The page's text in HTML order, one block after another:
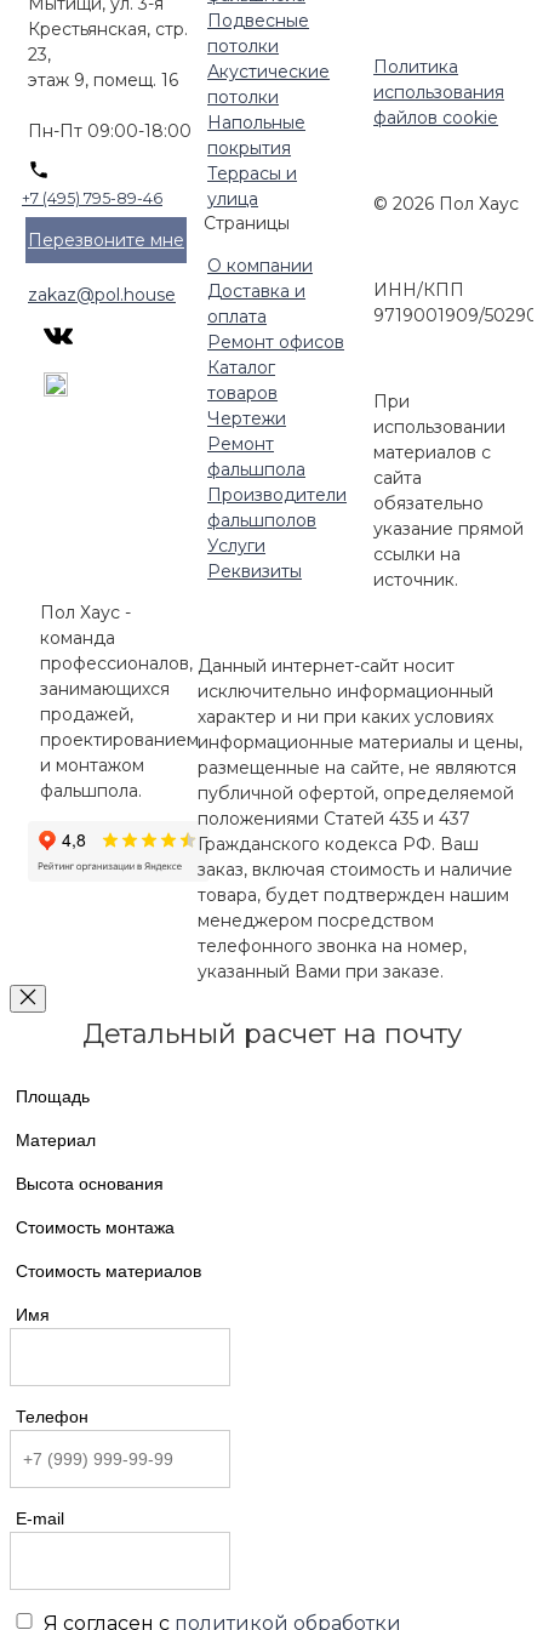
Крестьянская, стр.
23,
этаж 9, помещ. 16
Пн-Пт 09:00-18:00
+7 (495) 795-89-46
Перезвоните мне
zakaz@pol.house
Подвесные
потолки
Акустические
потолки
Напольные
покрытия
Террасы и
улица
Страницы
О компании
Доставка и
оплата
Ремонт офисов
Каталог
товаров
Чертежи
Ремонт
фальшпола
Производители
фальшполов
Услуги
Реквизиты
Пол Хаус -
команда
профессионалов,
занимающихся
продажей,
проектированием
и монтажом
фальшпола.
Политика
использования
файлов cookie
© 2026 Пол Хаус
ИНН/КПП
9719001909/
При
использовании
материалов с
сайта
обязательно
указание прямой
ссылки на
источник.
Данный интернет-сайт носит
исключительно информационный
характер и ни при каких условиях
информационные материалы и цены,
размещенные на сайте, не являются
публичной офертой, определяемой
положениями Статей 435 и 437
Гражданского кодекса РФ. Ваш
заказ, включая стоимость и наличие
товара, будет подтвержден нашим
менеджером посредством
телефонного звонка на номер,
указанный Вами при заказе.
Детальный расчет на почту
Площадь
Материал
Высота основания
Стоимость монтажа
Стоимость материалов
Имя
Телефон
E-mail
Я согласен с политикой обработки